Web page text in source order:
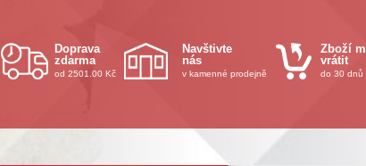
Doprava
zdarma
od 2501.00 Kč
Navštivte
nás
v kamenné prodejně
Zboží
vrátit
do 30 dnů